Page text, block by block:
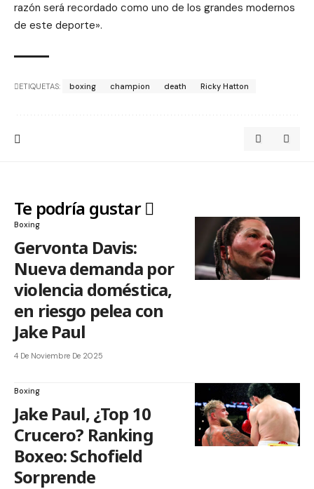
razón será recordado como uno de los grandes modernos
de este deporte».
ETIQUETAS: boxing champion death Ricky Hatton
Te podría gustar
Boxing
Gervonta Davis:
Nueva demanda por
violencia doméstica,
en riesgo pelea con
Jake Paul
4 De Noviembre De 2025
Boxing
Jake Paul, ¿Top 10
Crucero? Ranking
Boxeo: Schofield
Sorprende